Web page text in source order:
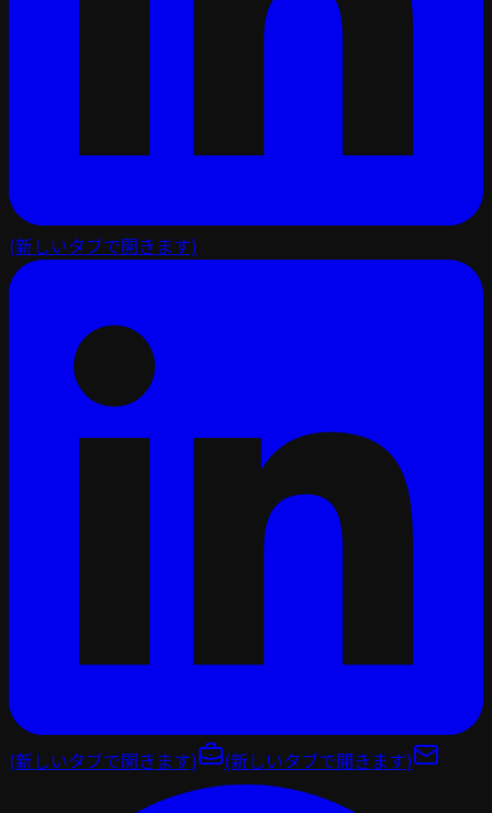
(新しいタブで開きます)
(新しいタブで開きます) (新しいタブで開きます)